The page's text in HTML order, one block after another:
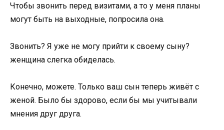
Чтобы звонить перед визитами, а то у меня планы
могут быть на выходные, попросила она.
Звонить? Я уже не могу прийти к своему сыну?
женщина слегка обиделась.
Конечно, можете. Только ваш сын теперь живёт с
женой. Было бы здорово, если бы мы учитывали
мнения друг друга.